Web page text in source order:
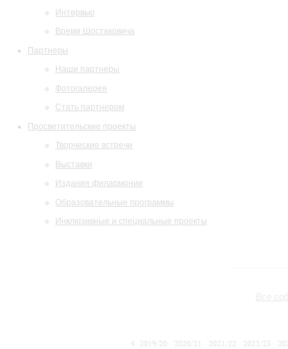
Интервью
Время Шостаковича
Партнеры
Наши партнеры
Фотогалерея
Стать партнером
Просветительские проекты
Творческие встречи
Выставки
Издания филармонии
Образовательные программы
Инклюзивные и специальные проекты
Все
2019/20
2020/21 2021/22 2022/23